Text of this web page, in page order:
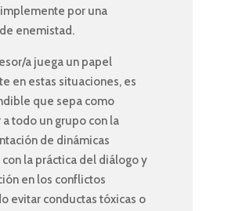
por una
enemistad.
a juega un papel
en estas situaciones, es
que sepa como
todo un grupo con la
de dinámicas
con la práctica del diálogo y
en los conflictos
evitar conductas tóxicas o